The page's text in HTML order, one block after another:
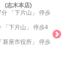
(志木本店)
分 「下片山」 停歩
「下片山」 停歩4
新座市役所」 停歩